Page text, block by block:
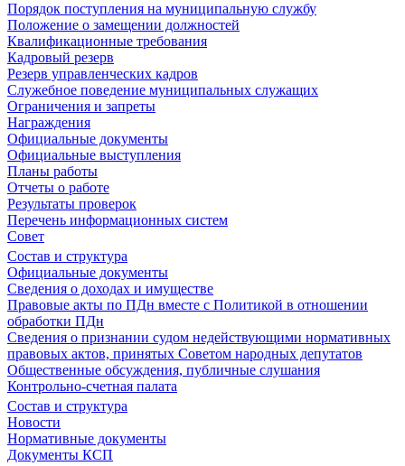
Порядок поступления на муниципальную службу
Положение о замещении должностей
Квалификационные требования
Кадровый резерв
Резерв управленческих кадров
Служебное поведение муниципальных служащих
Ограничения и запреты
Награждения
Официальные документы
Официальные выступления
Планы работы
Отчеты о работе
Результаты проверок
Перечень информационных систем
Совет
Состав и структура
Официальные документы
Сведения о доходах и имуществе
Правовые акты по ПДн вместе с Политикой в отношении
обработки ПДн
Сведения о признании судом недействующими нормативных
правовых актов, принятых Советом народных депутатов
Общественные обсуждения, публичные слушания
Контрольно-счетная палата
Состав и структура
Новости
Нормативные документы
Документы КСП